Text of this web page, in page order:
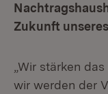
Zukunft
„Wir stärken
wir werden der